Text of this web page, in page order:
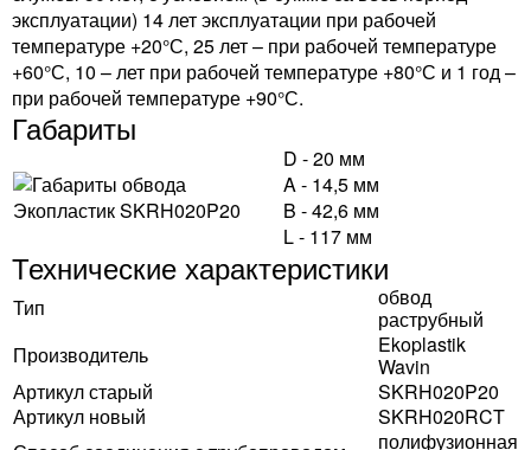
эксплуатации) 14 лет эксплуатации при рабочей
температуре +20°С, 25 лет – при рабочей температуре
+60°С, 10 – лет при рабочей температуре +80°С и 1 год –
при рабочей температуре +90°С.
Габариты
D - 20 мм
A - 14,5 мм
B - 42,6 мм
L - 117 мм
Технические характеристики
Тип
обвод
раструбный
Производитель
Ekoplastik
Wavin
Артикул старый
SKRH020P20
Артикул новый
SKRH020RCT
полифузионная